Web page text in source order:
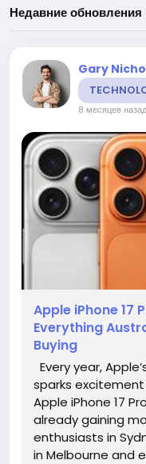
Недавние обновления
Gary
8 месяцев назад
Apple iPhone 17
Everything
Buying
Every year,
sparks
Apple iPhone 17
already gaining
enthusiasts in
in Melbourne and